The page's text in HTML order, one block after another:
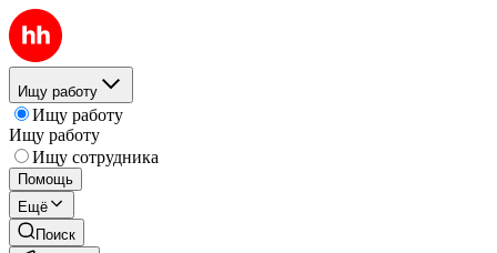
Ищу работу
Ищу работу
Ищу работу
Ищу сотрудника
Помощь
Ещё
Поиск